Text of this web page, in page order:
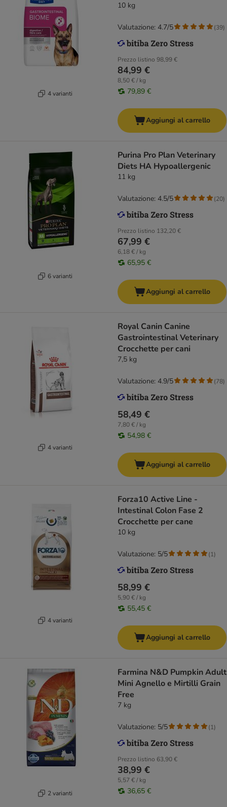
4 varianti
10 kg
Prezzo listino 98,99 €
84,99 €
8,50 € / kg
79,89 €
Valutazione: 4.7/5 (39)
Aggiungi al carrello
6 varianti
Purina Pro Plan Veterinary
Diets HA Hypoallergenic
11 kg
Prezzo listino 132,20 €
67,99 €
6,18 € / kg
65,95 €
Valutazione: 4.5/5 (20)
Aggiungi al carrello
4 varianti
Royal Canin Canine
Gastrointestinal Veterinary
Crocchette per cani
7,5 kg
58,49 €
7,80 € / kg
54,98 €
Valutazione: 4.9/5 (78)
Aggiungi al carrello
4 varianti
Forza10 Active Line -
Intestinal Colon Fase 2
Crocchette per cane
10 kg
58,99 €
5,90 € / kg
55,45 €
Valutazione: 5/5 (1)
Aggiungi al carrello
2 varianti
Farmina N&D Pumpkin Adult
Mini Agnello e Mirtilli Grain
Free
7 kg
Prezzo listino 63,90 €
38,99 €
5,57 € / kg
36,65 €
Valutazione: 5/5 (1)